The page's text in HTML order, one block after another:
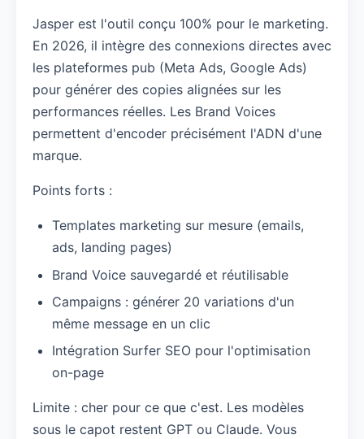
Jasper est l'outil conçu 100% pour le marketing.
En 2026, il intègre des connexions directes avec
les plateformes pub (Meta Ads, Google Ads)
pour générer des copies alignées sur les
performances réelles. Les Brand Voices
permettent d'encoder précisément l'ADN d'une
marque.
Points forts :
Templates marketing sur mesure (emails,
ads, landing pages)
Brand Voice sauvegardé et réutilisable
Campaigns : générer 20 variations d'un
même message en un clic
Intégration Surfer SEO pour l'optimisation
on-page
Limite : cher pour ce que c'est. Les modèles
sous le capot restent GPT ou Claude. Vous